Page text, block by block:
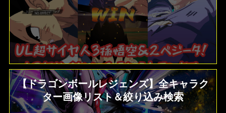
【ドラゴンボールレジェンズ】全キャラク
ター画像リスト＆絞り込み検索